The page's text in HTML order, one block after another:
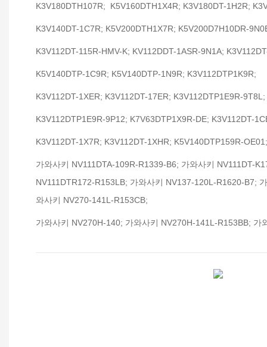
K3V180DTH107R; K5V160DTH1X4R; K3V180DT-1H2R;
K3V140DT-1C7R; K5V200DTH1X7R; K5V200D7H10DR-
K3V112DT-115R-HMV-K; KV112DDT-1ASR-9N1A;
K5V140DTP-1C9R; K5V140DTP-1N9R; K3V112DTP1K9R;
K3V112DT-1XER; K3V112DT-17ER; K3V112DTP1E9R-9T8L;
K3V112DTP1E9R-9P12; K7V63DTP1X9R-DE; K3V112DT-
K3V112DT-1X7R; K3V112DT-1XHR; K5V140DTP159R-
가와사키 NV111DTA-109R-R1339-B6; 가와사키 NV111DT-
NV111DTR172-R153LB; 가와사키 NV137-120L-R1620-B7;
와사키 NV270-141L-R153CB;
가와사키 NV270H-140; 가와사키 NV270H-141L-R153BB; 가